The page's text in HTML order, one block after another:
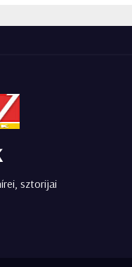
sztorijai